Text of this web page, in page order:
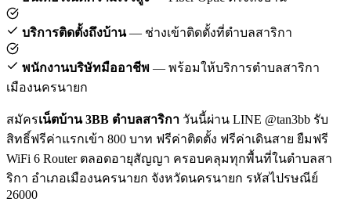
บริการติดตั้งถึงบ้าน— ช่างเข้าติดตั้งที่ตำบลสาริกา
พนักงานบริษัทมืออาชีพ — พร้อมให้บริการตำบลสาริกา
เมืองนครนายก
สมัครเน็ตบ้าน 3BB ตำบลสาริกา วันนี้ผ่าน LINE @tan3bb รับ
สิทธิ์ฟรีค่าแรกเข้า 800 บาท ฟรีค่าติดตั้ง ฟรีค่าเดินสาย ยืมฟรี
WiFi 6 Router ตลอดอายุสัญญา ครอบคลุมทุกพื้นที่ในตำบลสา
ริกา อำเภอเมืองนครนายก จังหวัดนครนายก รหัสไปรษณีย์
26000